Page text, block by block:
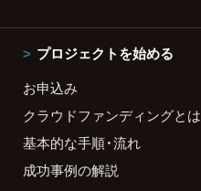
プロジェクトを始める
お申込み
クラウドファンディングとは
基本的な手順・流れ
成功事例の解説